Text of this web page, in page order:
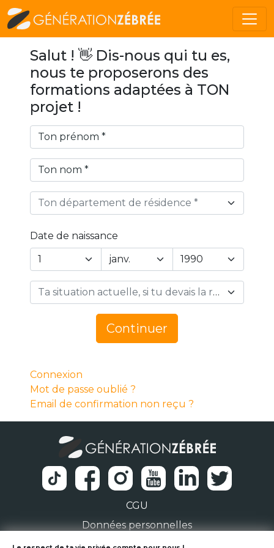
Salut ! 👋 Dis-nous qui tu es,
nous te proposerons des
formations adaptées à TON
projet !
Ton département de résidence *
Date de naissance
Year
Day
Ta situation actuelle, si tu devais la résumer en 1 mot… *
Continuer
Connexion
Mot de passe oublié ?
Email de confirmation non reçu ?
CGU
Données personnelles